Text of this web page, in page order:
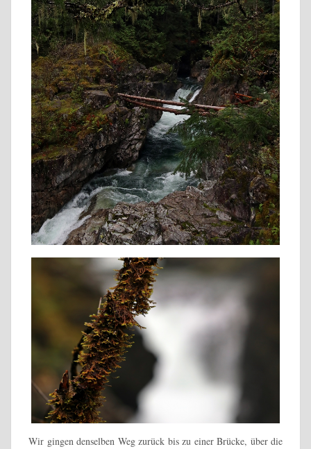
Wir gingen denselben Weg zurück bis zu einer Brücke, über die